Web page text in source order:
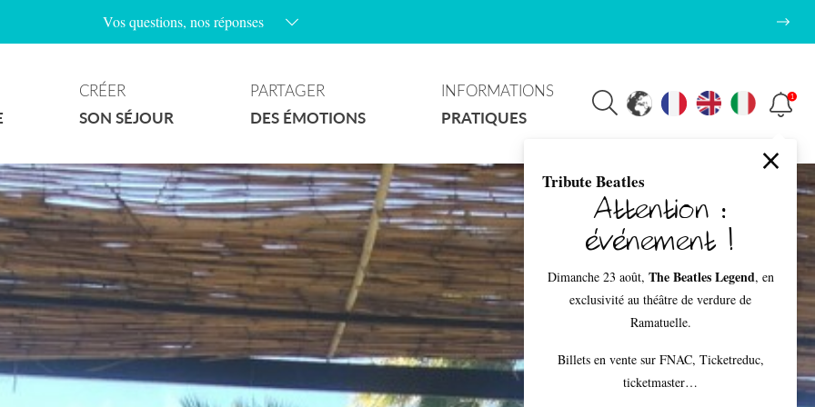
Vos questions, nos réponses
Les chiens sont-ils admis sur les plages ?
Y’a t’il des plages naturistes à Ramatuelle ?
Où puis-je stationner avec mon camping-car ?
Les plages sont-elles surveillées ?
Quelles randonnées puis-je faire à Ramatuelle ?
Y’a-t-il un wifi gratuit au village ?
Que faire quand il pleut ?
CRÉER
SON SÉJOUR
PARTAGER
DES ÉMOTIONS
INFORMATIONS
PRATIQUES
1
Tribute Beatles
Attention :
événement !
Dimanche 23 août, The Beatles Legend, en
exclusivité au théâtre de verdure de
Ramatuelle.
Billets en vente sur FNAC, Ticketreduc,
ticketmaster…